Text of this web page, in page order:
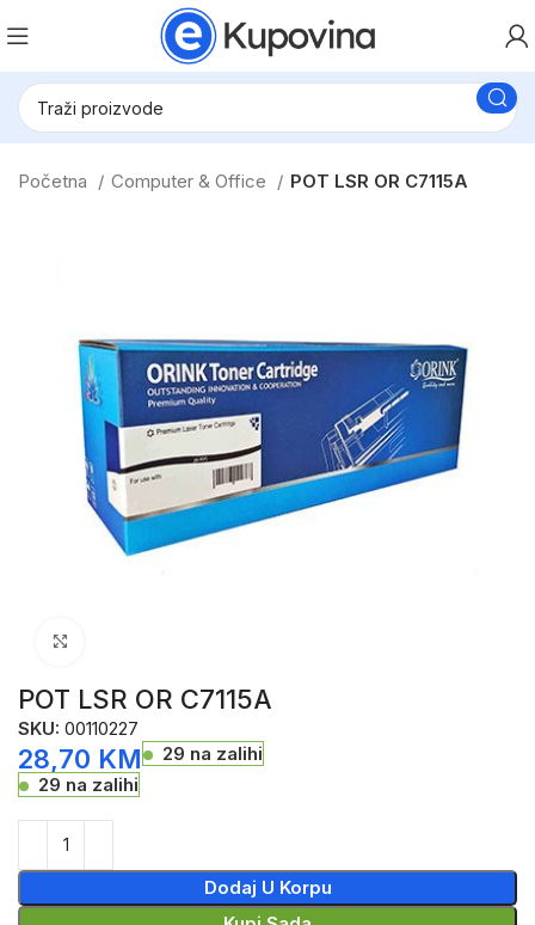
Početna Computer & Office POT LSR OR C7115A
POT LSR OR C7115A
SKU:00110227
28,70 KM
29 na zalihi
29 na zalihi
Dodaj U Korpu